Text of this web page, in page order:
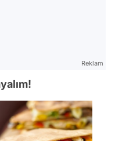
Reklam